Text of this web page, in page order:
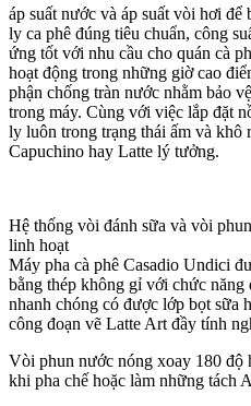
áp suất nước và áp suất vòi hơi
ly ca phê đúng tiêu chuẩn, công
ứng tốt với nhu cầu cho quán cà
hoạt động trong những giờ cao
phận chống tràn nước nhằm bảo
trong máy. Cùng với việc lắp đặt
ly luôn trong trạng thái ấm và khô
Capuchino hay Latte lý tưởng.
Hệ thống vòi đánh sữa và vòi
linh hoạt
Máy pha cà phê Casadio Undici
bằng thép không gỉ với chức năng
nhanh chóng có được lớp bọt sữa
công đoạn vẽ Latte Art đầy tính
Vòi phun nước nóng xoay 180 độ
khi pha chế hoặc làm những tách